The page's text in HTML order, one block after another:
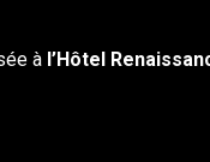
à l’Hôtel